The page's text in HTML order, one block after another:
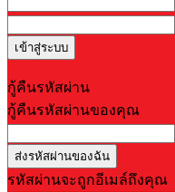
กู้คืนรหัสผ่าน
กู้คืนรหัสผ่านของคุณ
รหัสผ่านจะถูกอีเมล์ถึงคุณ